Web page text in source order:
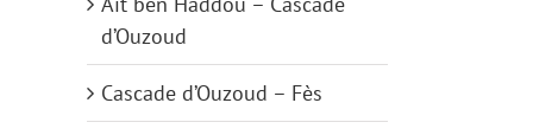
d’Ouzoud
Cascade d’Ouzoud – Fès